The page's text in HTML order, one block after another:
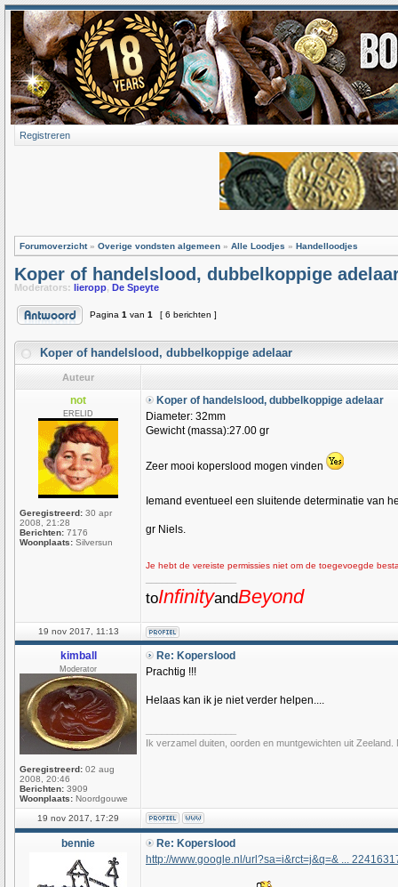
Registreren
Forumoverzicht» Overige vondsten algemeen » Alle Loodjes » Handelloodjes
Koper of handelslood, dubbelkoppige
Moderators: lieropp, De Speyte
Pagina 1 van 1 [ 6 berichten ]
Koper of handelslood, dubbelkoppige adelaar
Auteur
not
ERELID
Geregistreerd: 30 apr
2008, 21:28
Berichten: 7176
Woonplaats: Silversun
Koper of handelslood, dubbelkoppige adelaar
Diameter: 32mm
Gewicht (massa):27.00 gr
Zeer mooi koperslood mogen vinden
Iemand eventueel een sluitende determinatie van
gr Niels.
Je hebt de vereiste permissies niet om de toegevoegde
toInfinityandBeyond
19 nov 2017, 11:13
kimball
Moderator
Geregistreerd: 02 aug
2008, 20:46
Berichten: 3909
Woonplaats: Noordgouwe
Re: Koperslood
Prachtig !!!
Helaas kan ik je niet verder helpen....
Ik verzamel duiten, oorden en muntgewichten uit
19 nov 2017, 17:29
bennie
Re: Koperslood
http://www.google.nl/url?sa=i&rct=j&q=& ...